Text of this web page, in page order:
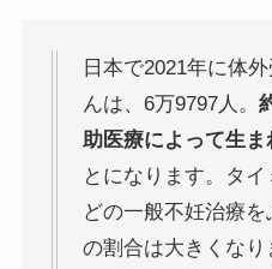
日本で2021年に体
んは、6万9797人。
助医療によって生
とになります。タ
どの一般不妊治療
の割合は大きくなり